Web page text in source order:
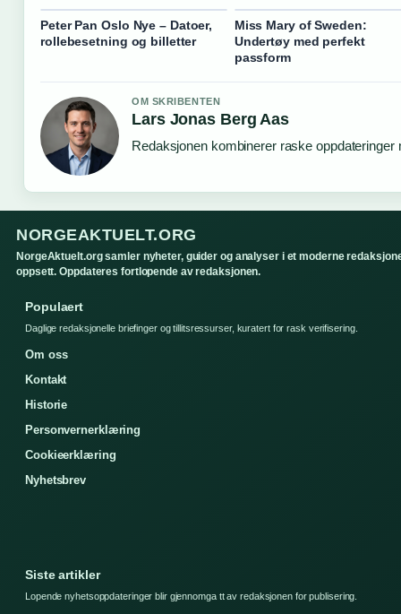
Peter Pan Oslo Nye – Datoer,
rollebesetning og billetter
Miss Mary of Sweden:
Undertøy med perfekt
passform
OM SKRIBENTEN
Lars Jonas Berg Aas
Redaksjonen kombinerer raske oppdateringer
NORGEAKTUELT.ORG
NorgeAktuelt.org samler nyheter, guider og analyser i et moderne
oppsett. Oppdateres fortlopende av redaksjonen.
Populaert
Daglige redaksjonelle briefinger og tillitsressurser, kuratert for rask verifisering.
Om oss
Kontakt
Historie
Personvernerklæring
Cookieerklæring
Nyhetsbrev
Siste artikler
Lopende nyhetsoppdateringer blir gjennomga tt av redaksjonen for publisering.